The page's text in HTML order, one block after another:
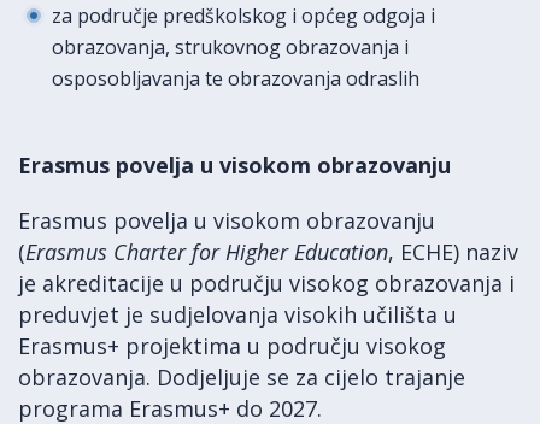
za područje predškolskog i općeg odgoja i
obrazovanja, strukovnog obrazovanja i
osposobljavanja te obrazovanja odraslih
Erasmus povelja u visokom obrazovanju
Erasmus povelja u visokom obrazovanju
(Erasmus Charter for Higher Education, ECHE) naziv
je akreditacije u području visokog obrazovanja i
preduvjet je sudjelovanja visokih učilišta u
Erasmus+ projektima u području visokog
obrazovanja. Dodjeljuje se za cijelo trajanje
programa Erasmus+ do 2027.